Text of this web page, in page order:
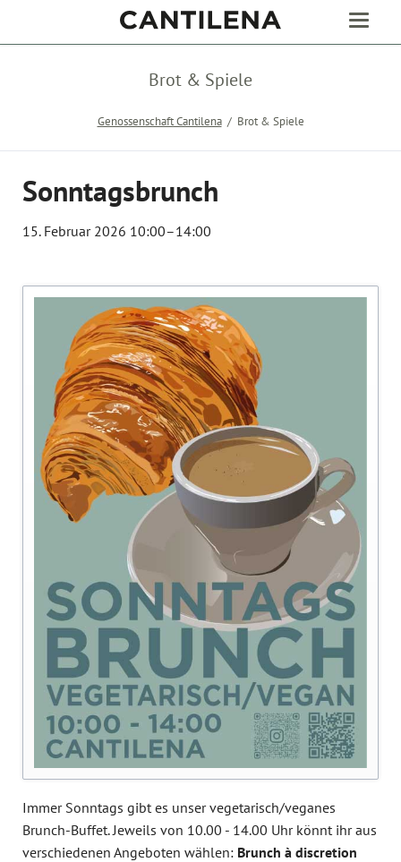
Brot & Spiele
Genossenschaft Cantilena Brot & Spiele
Sonntagsbrunch
15. Februar 2026 10:00–14:00
Immer Sonntags gibt es unser vegetarisch/veganes
Brunch-Buffet. Jeweils von 10.00 - 14.00 Uhr könnt ihr aus
verschiedenen Angeboten wählen: Brunch à discretion